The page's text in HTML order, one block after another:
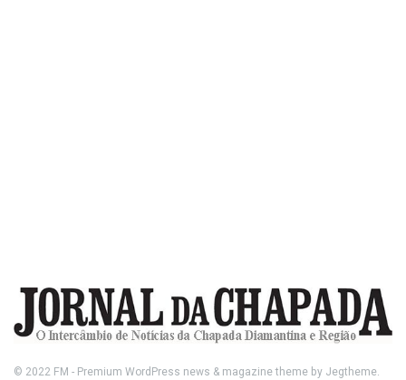
© 2022 FM - Premium WordPress news & magazine theme by Jegtheme.